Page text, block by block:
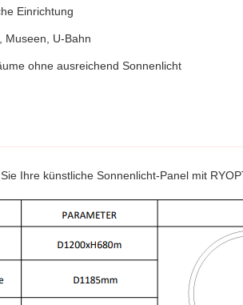
Einrichtung
Museen, U-Bahn
ohne ausreichend Sonnenlicht
Ihre künstliche Sonnenlicht-Panel mit